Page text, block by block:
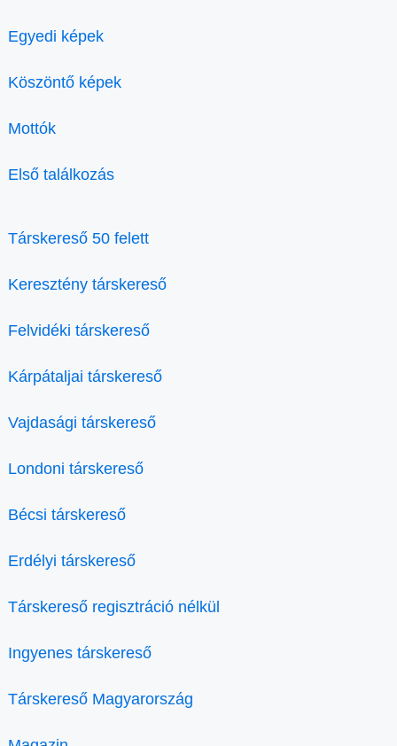
Egyedi képek
Köszöntő képek
Mottók
Első találkozás
Társkereső 50 felett
Keresztény társkereső
Felvidéki társkereső
Kárpátaljai társkereső
Vajdasági társkereső
Londoni társkereső
Bécsi társkereső
Erdélyi társkereső
Társkereső regisztráció nélkül
Ingyenes társkereső
Társkereső Magyarország